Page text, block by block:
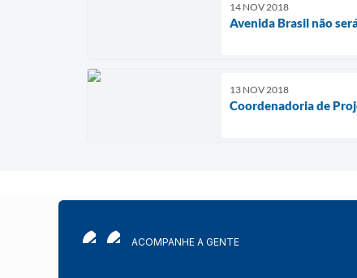
14 NOV 2018
Avenida Brasil não
13 NOV 2018
Coordenadoria de
ACOMPANHE A GENTE